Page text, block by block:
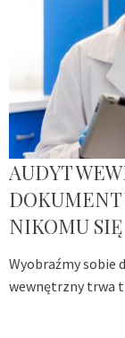
AUDYT
DOKUMENT
NIKOMU
Wyobraźmy sobie
wewnętrzny trwa